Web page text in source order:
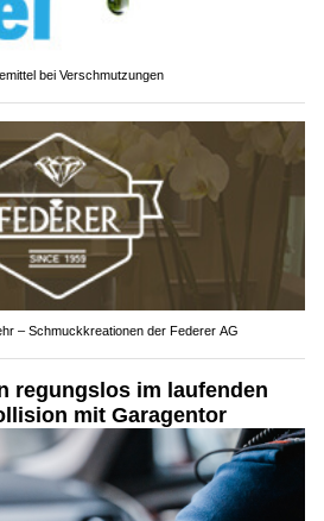
bei Verschmutzungen
– Schmuckkreationen der Federer AG
regungslos im laufenden
mit Garagentor